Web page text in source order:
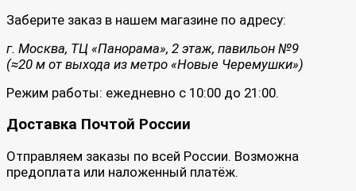
Заберите заказ в нашем магазине по адресу:
г. Москва, ТЦ «Панорама», 2 этаж, павильон №9
(≈20 м от выхода из метро «Новые Черемушки»)
Режим работы: ежедневно с 10:00 до 21:00.
Доставка Почтой России
Отправляем заказы по всей России. Возможна
предоплата или наложенный платёж.